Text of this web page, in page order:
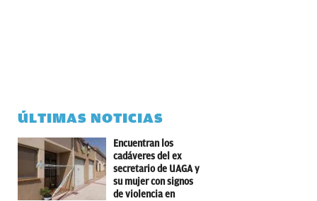
ÚLTIMAS NOTICIAS
Encuentran los
cadáveres del ex
secretario de UAGA y
su mujer con signos
de violencia en